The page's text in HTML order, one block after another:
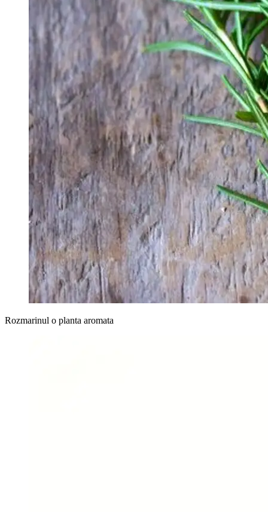
Rozmarinul o planta aromata